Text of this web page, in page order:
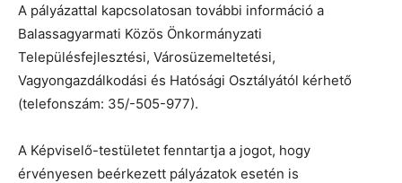
A pályázattal kapcsolatosan további információ a
Balassagyarmati Közös Önkormányzati
Településfejlesztési, Városüzemeltetési,
Vagyongazdálkodási és Hatósági Osztályától kérhető
(telefonszám: 35/-505-977).
A Képviselő-testületet fenntartja a jogot, hogy
érvényesen beérkezett pályázatok esetén is